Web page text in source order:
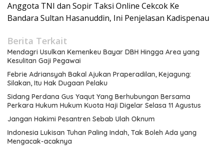
Anggota TNI dan Sopir Taksi Online Cekcok Ke
Bandara Sultan Hasanuddin, Ini Penjelasan Kadispenau
Berita Terkait
Mendagri Usulkan Kemenkeu Bayar DBH Hingga Area yang
Kesulitan Gaji Pegawai
Febrie Adriansyah Bakal Ajukan Praperadilan, Kejagung:
Silakan, Itu Hak Dugaan Pelaku
Sidang Perdana Gus Yaqut Yang Berhubungan Bersama
Perkara Hukum Hukum Kuota Haji Digelar Selasa 11 Agustus
Jangan Hakimi Pesantren Sebab Ulah Oknum
Indonesia Lukisan Tuhan Paling Indah, Tak Boleh Ada yang
Mengacak-acaknya